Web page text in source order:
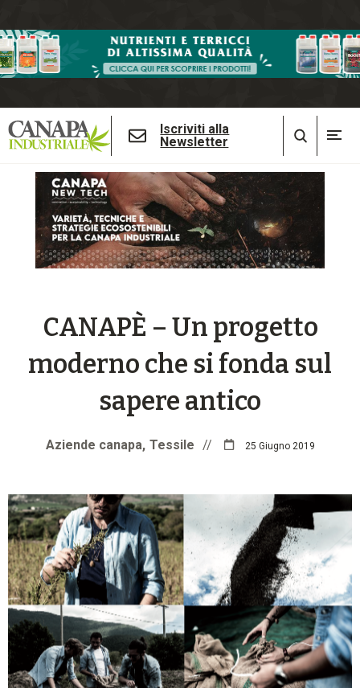
Iscriviti alla
Newsletter
CANAPÈ – Un progetto
moderno che si fonda sul
sapere antico
Aziende canapa Tessile // 25 Giugno 2019